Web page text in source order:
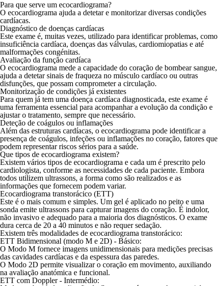
Para que serve um ecocardiograma?
O ecocardiograma ajuda a detetar e monitorizar diversas condições
cardíacas.
Diagnóstico de doenças cardíacas
Este exame é, muitas vezes, utilizado para identificar problemas, como
insuficiência cardíaca, doenças das válvulas, cardiomiopatias e até
malformações congénitas.
Avaliação da função cardíaca
O ecocardiograma mede a capacidade do coração de bombear sangue,
ajuda a detetar sinais de fraqueza no músculo cardíaco ou outras
disfunções, que possam comprometer a circulação.
Monitorização de condições já existentes
Para quem já tem uma doença cardíaca diagnosticada, este exame é
uma ferramenta essencial para acompanhar a evolução da condição e
ajustar o tratamento, sempre que necessário.
Deteção de coágulos ou inflamações
Além das estruturas cardíacas, o ecocardiograma pode identificar a
presença de coágulos, infeções ou inflamações no coração, fatores que
podem representar riscos sérios para a saúde.
Que tipos de ecocardiograma existem?
Existem vários tipos de ecocardiograma e cada um é prescrito pelo
cardiologista, conforme as necessidades de cada paciente. Embora
todos utilizem ultrassons, a forma como são realizados e as
informações que fornecem podem variar.
Ecocardiograma transtorácico (ETT)
Este é o mais comum e simples. Um gel é aplicado no peito e uma
sonda emite ultrassons para capturar imagens do coração. É indolor,
não invasivo e adequado para a maioria dos diagnósticos. O exame
dura cerca de 20 a 40 minutos e não requer sedação.
Existem três modalidades de ecocardiograma transtorácico:
ETT Bidimensional (modo M e 2D) - Básico:
O Modo M fornece imagens unidimensionais para medições precisas
das cavidades cardíacas e da espessura das paredes.
O Modo 2D permite visualizar o coração em movimento, auxiliando
na avaliação anatómica e funcional.
ETT com Doppler - Intermédio: